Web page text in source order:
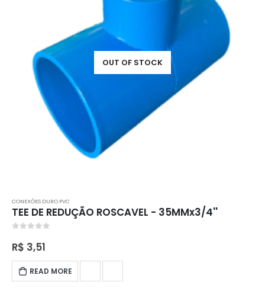
OUT OF STOCK
CONEXÕES DURO PVC
TEE DE REDUÇÃO ROSCAVEL - 35MMx3/4''
R$ 3,51
READ MORE